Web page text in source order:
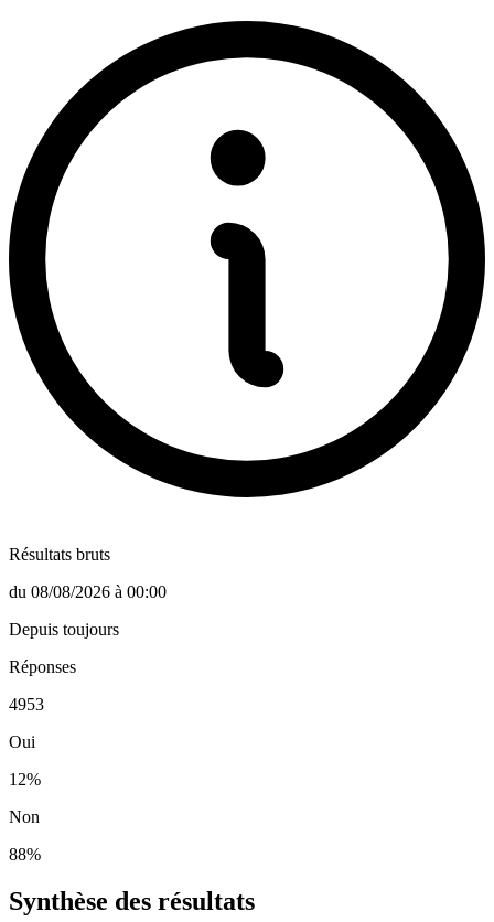
Résultats bruts
du 08/08/2026 à 00:00
Depuis toujours
Réponses
4953
Oui
12%
Non
88%
Synthèse des résultats